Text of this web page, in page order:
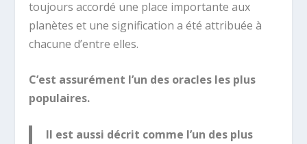
toujours accordé une place importante aux
planètes et une signification a été attribuée à
chacune d’entre elles.
C’est assurément l’un des oracles les plus
populaires.
Il est aussi décrit comme l’un des plus